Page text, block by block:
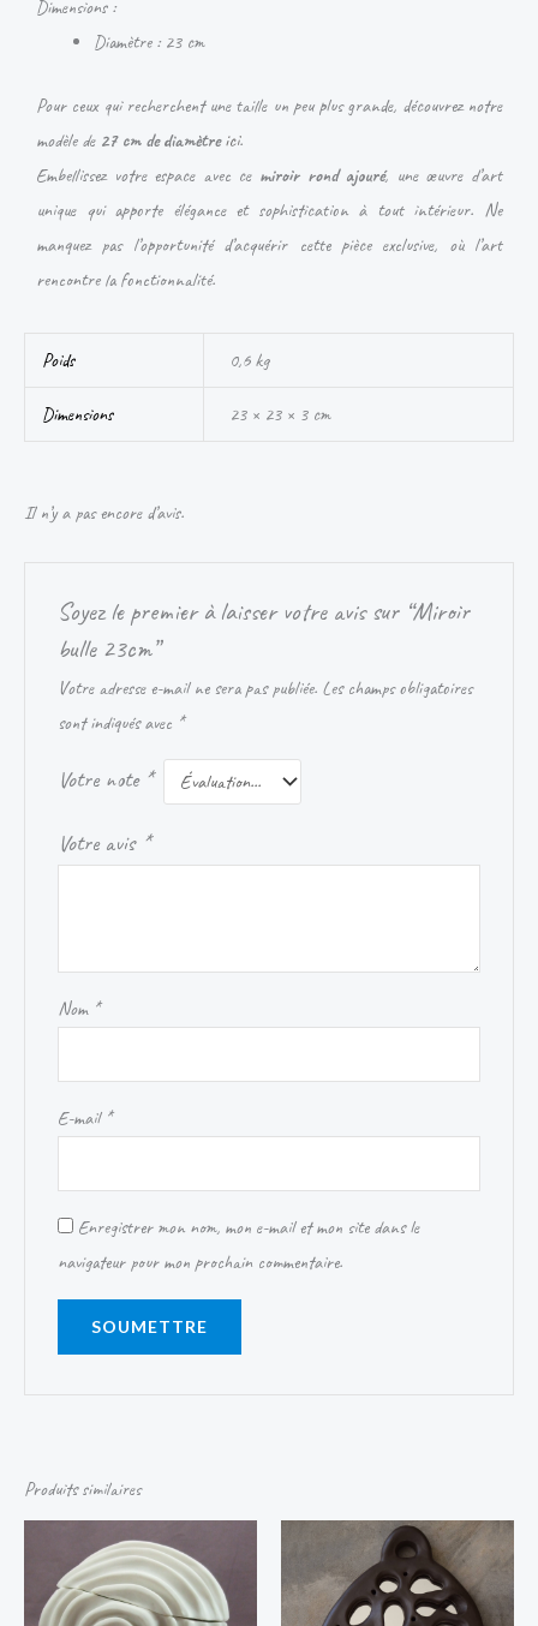
Dimensions :
Diamètre : 23 cm
Pour ceux qui recherchent une taille un peu plus grande, découvrez notre
modèle de 27 cm de diamètre ici.
Embellissez votre espace avec ce miroir rond ajouré, une œuvre d’art
unique qui apporte élégance et sophistication à tout intérieur. Ne
manquez pas l’opportunité d’acquérir cette pièce exclusive, où l’art
rencontre la fonctionnalité.
Poids 0,6 kg
Dimensions 23 × 23 × 3 cm
Il n’y a pas encore d’avis.
Soyez le premier à laisser votre avis sur “Miroir
bulle 23cm”
Votre adresse e-mail ne sera pas publiée. Les champs obligatoires
sont indiqués avec *
Votre note *
Votre avis *
Nom *
E-mail *
Enregistrer mon nom, mon e-mail et mon site dans le
navigateur pour mon prochain commentaire.
Produits similaires